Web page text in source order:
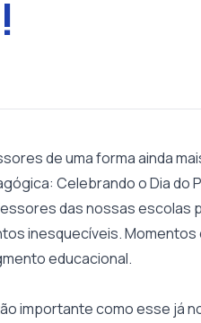
de uma forma ainda
Celebrando o Dia do
das nossas escolas
inesquecíveis.
educacional.
importante como esse já